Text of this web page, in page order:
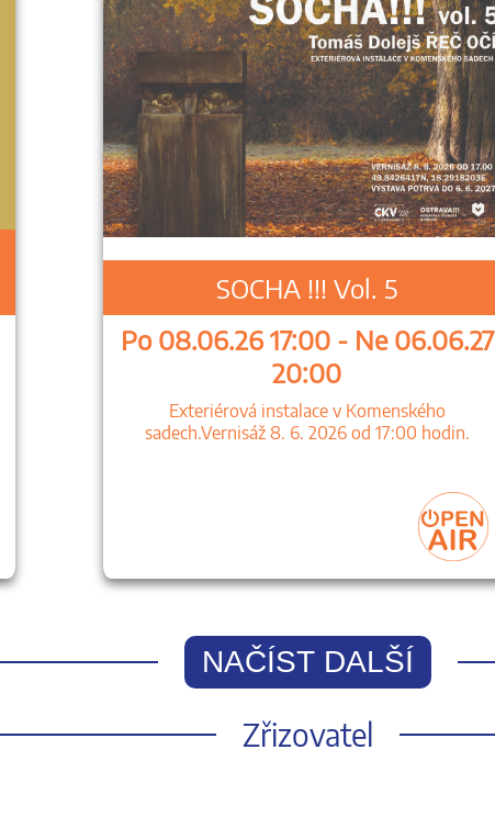
SOCHA !!! Vol. 5
Po 08.06.26 17:00 - Ne 06.06.27
20:00
Exteriérová instalace v Komenského
sadech.Vernisáž 8. 6. 2026 od 17:00 hodin.
NAČÍST DALŠÍ
Zřizovatel